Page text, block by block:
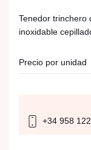
Tenedor trinchero
inoxidable
Precio por unidad
+34 958